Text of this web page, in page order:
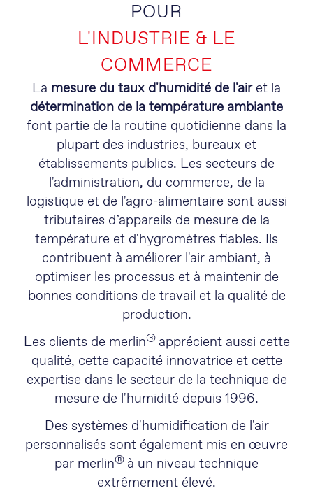
POUR
L'INDUSTRIE & LE
COMMERCE
La mesure du taux d'humidité de l'air et la
détermination de la température ambiante
font partie de la routine quotidienne dans la
plupart des industries, bureaux et
établissements publics. Les secteurs de
l'administration, du commerce, de la
logistique et de l'agro-alimentaire sont aussi
tributaires d’appareils de mesure de la
température et d'hygromètres fiables. Ils
contribuent à améliorer l'air ambiant, à
optimiser les processus et à maintenir de
bonnes conditions de travail et la qualité de
production.
Les clients de merlin® apprécient aussi cette
qualité, cette capacité innovatrice et cette
expertise dans le secteur de la technique de
mesure de l'humidité depuis 1996.
Des systèmes d'humidification de l'air
personnalisés sont également mis en œuvre
par merlin® à un niveau technique
extrêmement élevé.